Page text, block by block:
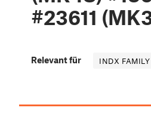
#23611
Relevant für INDX FAMILY